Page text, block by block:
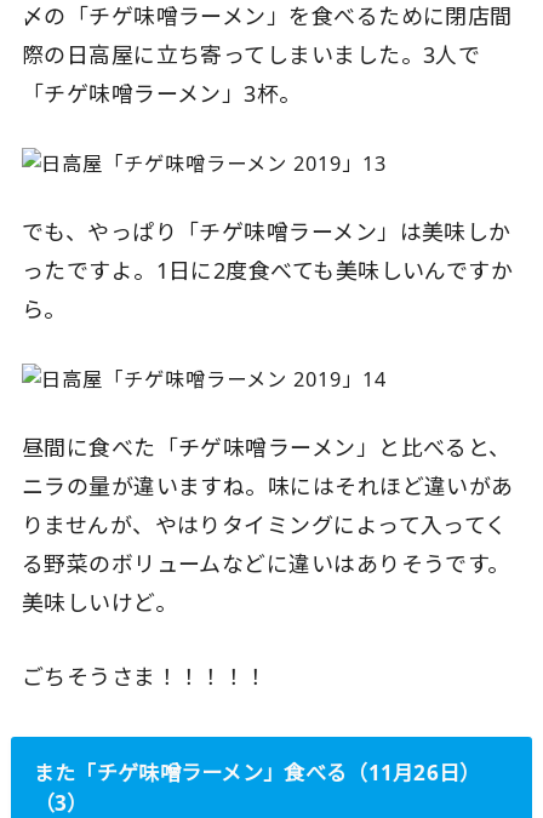
〆の「チゲ味噌ラーメン」を食べるために閉店間
際の日高屋に立ち寄ってしまいました。3人で
「チゲ味噌ラーメン」3杯。
でも、やっぱり「チゲ味噌ラーメン」は美味しか
ったですよ。1日に2度食べても美味しいんですか
ら。
昼間に食べた「チゲ味噌ラーメン」と比べると、
ニラの量が違いますね。味にはそれほど違いがあ
りませんが、やはりタイミングによって入ってく
る野菜のボリュームなどに違いはありそうです。
美味しいけど。
ごちそうさま！！！！！
また「チゲ味噌ラーメン」食べる（11月26日）
（3）